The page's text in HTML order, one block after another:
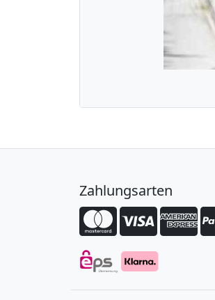
Zahlungsarten